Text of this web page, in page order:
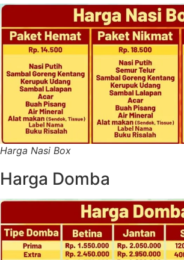
Harga Nasi Box
Harga Domba